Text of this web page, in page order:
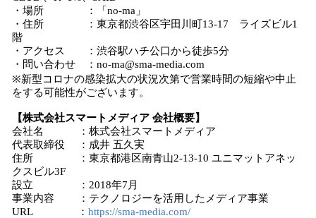
・場所 ：「no-ma」
・住所 ：東京都渋谷区宇田川町13-17 ライズビル1
階
・アクセス ：渋谷駅ハチ公口から徒歩5分
・問い合わせ ：no-ma@sma-media.com
※新型コロナの感染拡⼤の状況次第で営業時間の短縮や中止
をする可能性がございます。
【株式会社スマートメディア 会社概要】
会社名 ：株式会社スマートメディア
代表取締役 ：成井 五久実
住所 ：東京都港区南青山2-13-10 ユニマットアネッ
クスビル3F
設立 ：2018年7月
事業内容 ：テクノロジーを活用したメディア事業
URL ： https://sma-media.com/